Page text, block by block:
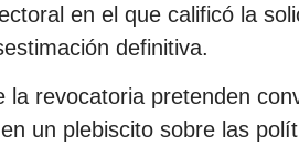
en el que calificó la
definitiva.
revocatoria pretenden
un plebiscito sobre las